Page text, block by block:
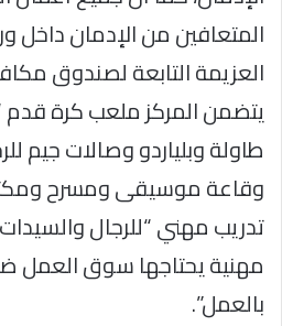
المتعافين من الإدمان داخل
يتضمن المركز ملعب كرة
طاولة وبلياردو وصالات جيم
وقاعة موسيقى ومسرح
تدريب مهني “للرجال
مهنية يحتاجها سوق العمل
بالعمل”.